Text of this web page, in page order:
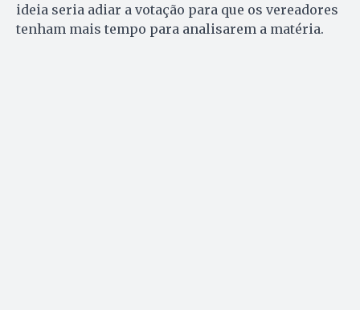
ideia seria adiar a votação para que os vereadores
tenham mais tempo para analisarem a matéria.